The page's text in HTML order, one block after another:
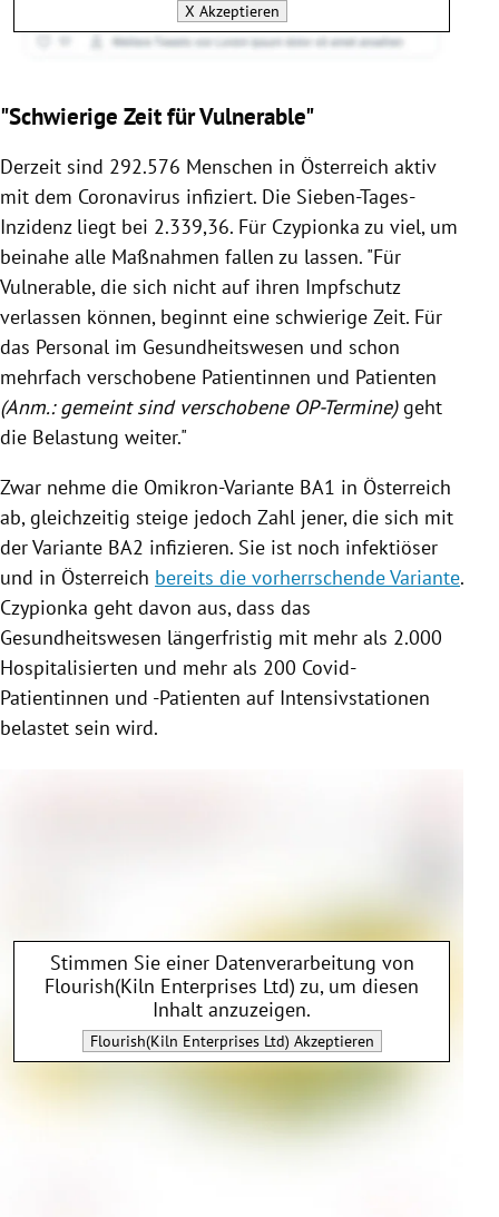
X Akzeptieren
"Schwierige Zeit für Vulnerable"
Derzeit sind 292.576 Menschen in Österreich aktiv
mit dem Coronavirus infiziert. Die Sieben-Tages-
Inzidenz liegt bei 2.339,36. Für Czypionka zu viel, um
beinahe alle Maßnahmen fallen zu lassen. "Für
Vulnerable, die sich nicht auf ihren Impfschutz
verlassen können, beginnt eine schwierige Zeit. Für
das Personal im Gesundheitswesen und schon
mehrfach verschobene Patientinnen und Patienten
(Anm.: gemeint sind verschobene OP-Termine)geht
die Belastung weiter."
Zwar nehme die Omikron-Variante BA1 in Österreich
ab, gleichzeitig steige jedoch Zahl jener, die sich mit
der Variante BA2 infizieren. Sie ist noch infektiöser
und in Österreich bereits die vorherrschende Variante.
Czypionka geht davon aus, dass das
Gesundheitswesen längerfristig mit mehr als 2.000
Hospitalisierten und mehr als 200 Covid-
Patientinnen und -Patienten auf Intensivstationen
belastet sein wird.
Stimmen Sie einer Datenverarbeitung von
Flourish(Kiln Enterprises Ltd) zu, um diesen
Inhalt anzuzeigen.
Flourish(Kiln Enterprises Ltd) Akzeptieren